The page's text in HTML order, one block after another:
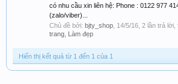
có nhu cầu xin liên hệ: Phone : 0122 977
(zalo/viber)...
Chủ đề bởi: bjty_shop 14/5/16 , 2 lần trả
trang, Làm đẹp
Hiển thị kết quả từ 1 đến 1 của 1